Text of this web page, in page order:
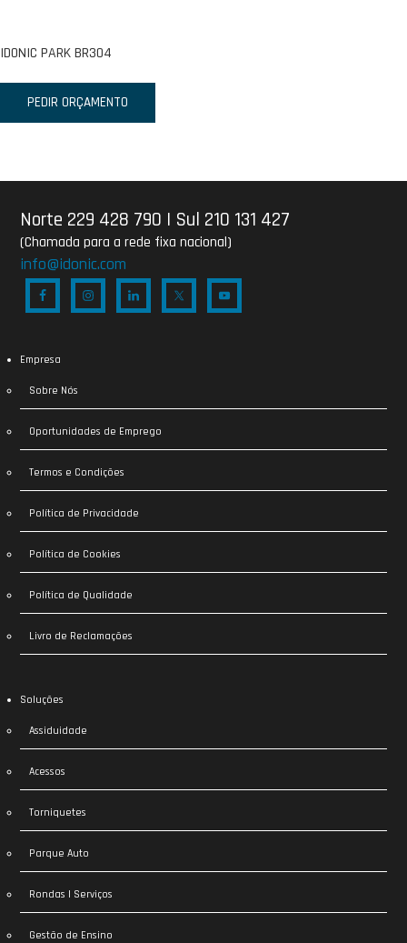
IDONIC PARK BR304
PEDIR ORÇAMENTO
Norte 229 428 790 | Sul 210 131 427
(Chamada para a rede fixa nacional)
info@idonic.com
Empresa
Sobre Nós
Oportunidades de Emprego
Termos e Condições
Política de Privacidade
Política de Cookies
Política de Qualidade
Livro de Reclamações
Soluções
Assiduidade
Acessos
Torniquetes
Parque Auto
Rondas | Serviços
Gestão de Ensino